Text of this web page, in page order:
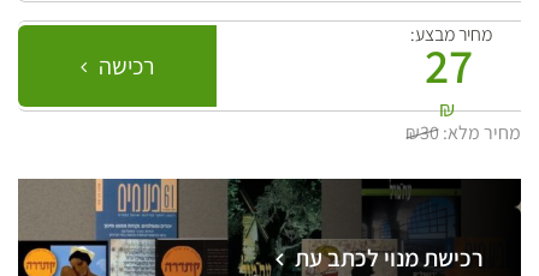
מחיר מבצע:
27
₪
רכישה
מחיר מלא:₪30
רכישת מנוי לכתב עת